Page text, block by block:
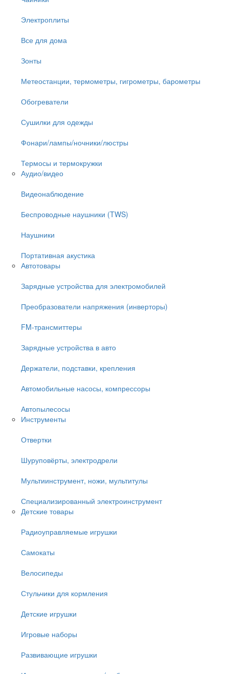
Электроплиты
Все для дома
Зонты
Метеостанции, термометры, гигрометры, барометры
Обогреватели
Сушилки для одежды
Фонари/лампы/ночники/люстры
Термосы и термокружки
Аудио/видео
Видеонаблюдение
Беспроводные наушники (TWS)
Наушники
Портативная акустика
Автотовары
Зарядные устройства для электромобилей
Преобразователи напряжения (инверторы)
FM-трансмиттеры
Зарядные устройства в авто
Держатели, подставки, крепления
Автомобильные насосы, компрессоры
Автопылесосы
Инструменты
Отвертки
Шуруповёрты, электродрели
Мультиинструмент, ножи, мультитулы
Специализированный электроинструмент
Детские товары
Радиоуправляемые игрушки
Самокаты
Велосипеды
Стульчики для кормления
Детские игрушки
Игровые наборы
Развивающие игрушки